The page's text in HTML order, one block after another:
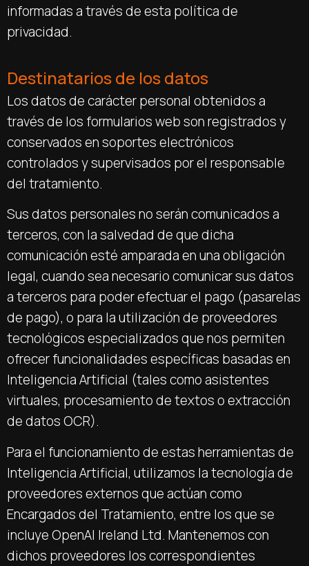
informadas a través de esta política de
privacidad.
Destinatarios de los datos
Los datos de carácter personal obtenidos a
través de los formularios web son registrados y
conservados en soportes electrónicos
controlados y supervisados por el responsable
del tratamiento.
Sus datos personales no serán comunicados a
terceros, con la salvedad de que dicha
comunicación esté amparada en una obligación
legal, cuando sea necesario comunicar sus datos
a terceros para poder efectuar el pago (pasarelas
de pago), o para la utilización de proveedores
tecnológicos especializados que nos permiten
ofrecer funcionalidades específicas basadas en
Inteligencia Artificial (tales como asistentes
virtuales, procesamiento de textos o extracción
de datos OCR).
Para el funcionamiento de estas herramientas de
Inteligencia Artificial, utilizamos la tecnología de
proveedores externos que actúan como
Encargados del Tratamiento, entre los que se
incluye OpenAI Ireland Ltd. Mantenemos con
dichos proveedores los correspondientes